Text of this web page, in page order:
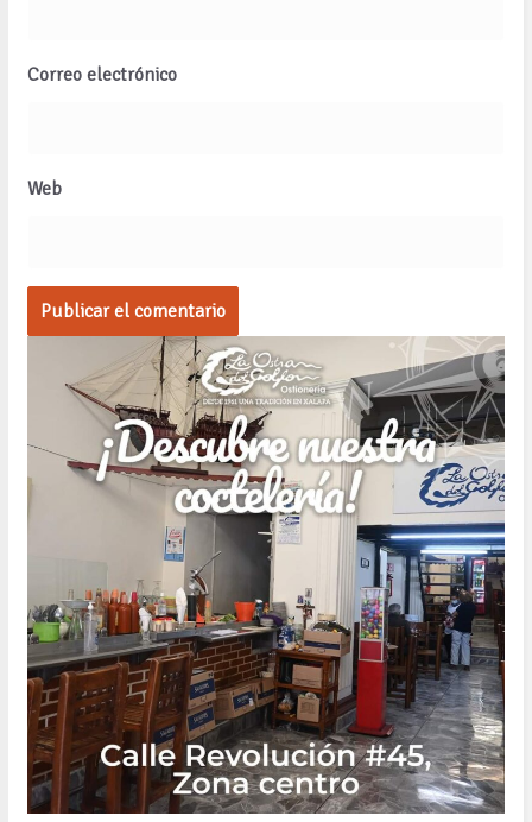
Correo electrónico
Web